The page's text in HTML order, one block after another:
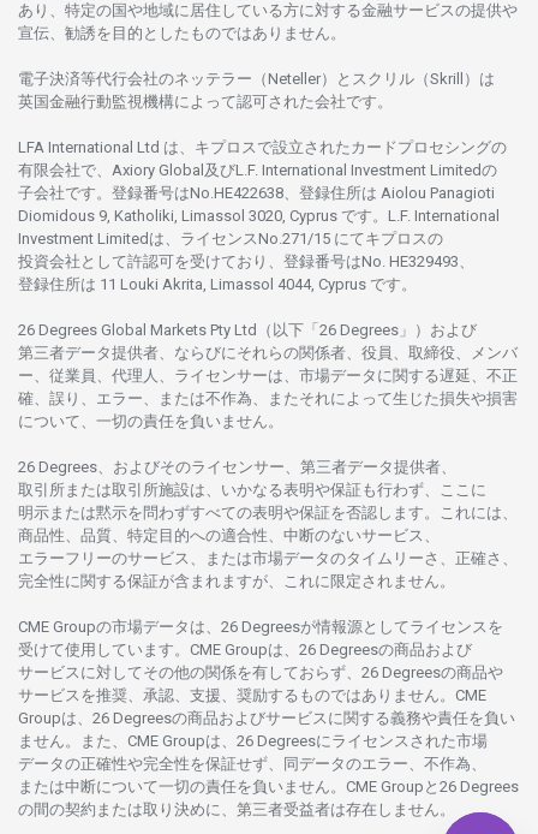
あり、 特定の国や地域に居住している方に対する金融サービスの提供や
宣伝、 勧誘を 目的としたものではありません。
電子決済等代行会社のネッテラー （Neteller）と スクリル （Skrill）は
英国金融行動監視機構によって認可さ れた会社です。
LFA International Ltd は、 キプロスで設立さ れた カードプロセシングの
有限会社で、Axiory Global 及びL.F. International Investment Limitedの
子会社です。 登録番号はNo.HE422638、 登録住所は Aiolou Panagioti
Diomidous 9, Katholiki, Limassol 3020, Cyprus です。L.F. International
Investment Limitedは、 ライセンスNo.271/15 にてキプロスの
投資会社として許認可を受けており、 登録番号はNo. HE329493、
登録住所は 11 Louki Akrita, Limassol 4044, Cyprus です。
26 Degrees Global Markets Pty Ltd（以下「26 Degrees」） および
第三者データ提供者、ならびにそれらの関係者、役員、取締役、メンバ
ー、従業員、代理人、ライセンサーは、 市場データに関する遅延、不正
確、誤り、エラー、
または不作為、 またそれによって生じた損失や損害
について、 一切の責任を負いません。
26 Degrees、 およびそのライセンサー、 第三者データ提供者、
取引所または取引所施設は、いかなる表明や保証も行わず、 ここに
明示または黙示を 問わずすべての表明や保証を否認し ます。 これには、
商品性、品質、 特定目的への適合性、 中断のないサービス、
エラーフリーのサービス、 または市場データのタイムリーさ、正確さ、
完全性に関する保証が含まれますが、これに限定さ れません。
CME Groupの市場データは、26 Degreesが情報源としてライセンスを
受けて使用しています。 CME Groupは、26 Degreesの商品および
サービスに対してその他の関係を有しておらず、26 Degreesの商品や
サービスを推奨、承認、支援、 奨励するものではありません。 CME
Groupは、26 Degreesの商品およびサービスに関する義務や責任を負い
ません。また、CME Groupは、26 Degreesにライセンスさ れた市場
データの正確性や完全性を保証せず、 同 データのエラー、不作為、
または中断について一切の責任を負いません。 CME Groupと26 Degrees
の間の契約または取り 決めに、 第三者受益者は存在し ません。